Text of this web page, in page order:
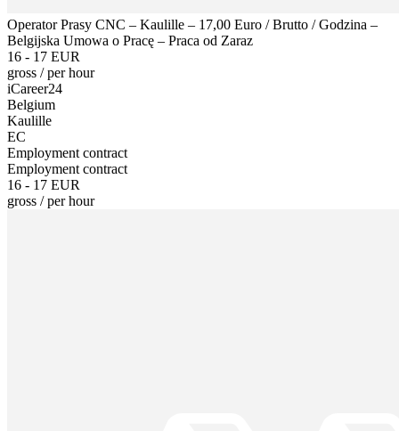
Operator Prasy CNC – Kaulille – 17,00 Euro / Brutto / Godzina –
Belgijska Umowa o Pracę – Praca od Zaraz
16 - 17 EUR
gross /per hour
iCareer24
Belgium
Kaulille
EC
Employment contract
Employment contract
16 - 17 EUR
gross /per hour